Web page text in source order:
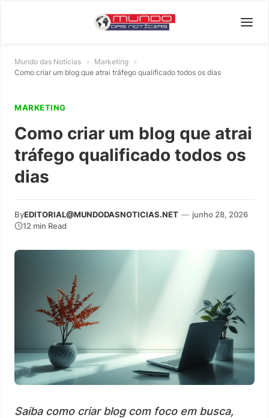
Mundo das Notícias » Marketing »
Como criar um blog que atrai tráfego qualificado todos os dias
MARKETING
Como criar um blog que atrai
tráfego qualificado todos os
dias
ByEDITORIAL@MUNDODASNOTICIAS.NET — junho 28, 2026
12 min Read
Saiba como criar blog com foco em busca,